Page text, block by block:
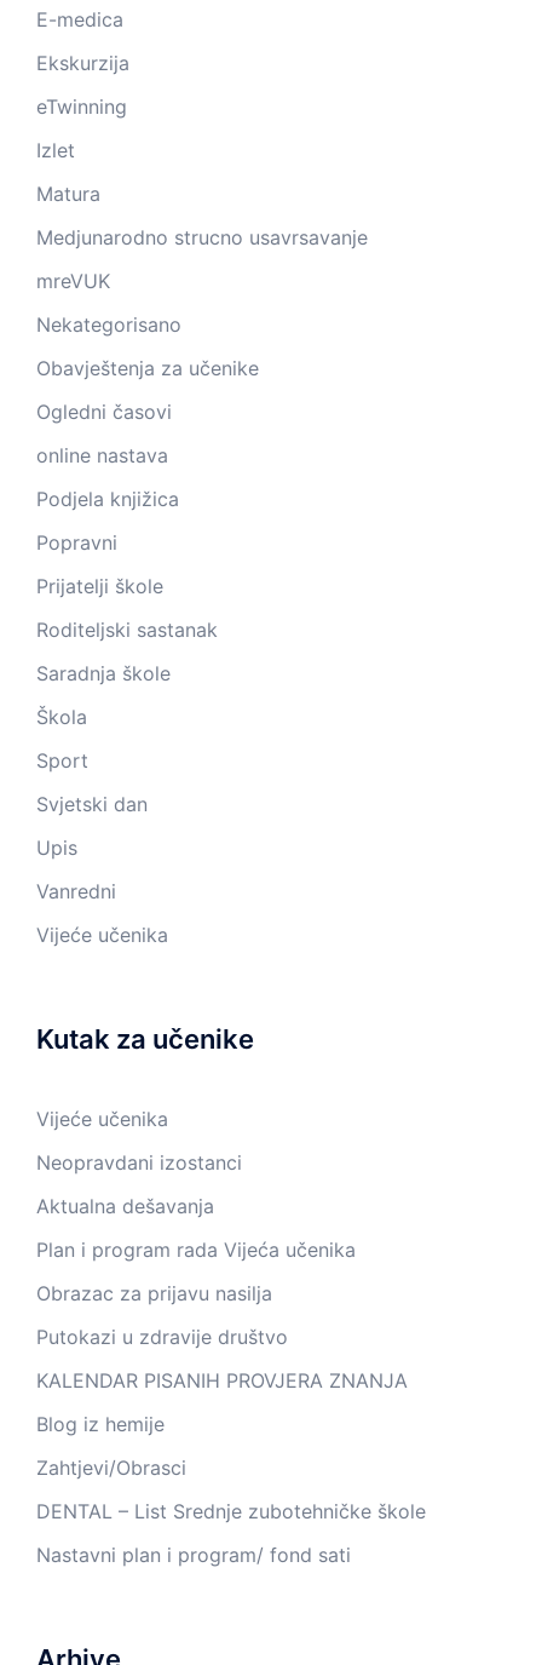
E-medica
Ekskurzija
eTwinning
Izlet
Matura
Medjunarodno strucno usavrsavanje
mreVUK
Nekategorisano
Obavještenja za učenike
Ogledni časovi
online nastava
Podjela knjižica
Popravni
Prijatelji škole
Roditeljski sastanak
Saradnja škole
Škola
Sport
Svjetski dan
Upis
Vanredni
Vijeće učenika
Kutak za učenike
Vijeće učenika
Neopravdani izostanci
Aktualna dešavanja
Plan i program rada Vijeća učenika
Obrazac za prijavu nasilja
Putokazi u zdravije društvo
KALENDAR PISANIH PROVJERA ZNANJA
Blog iz hemije
Zahtjevi/Obrasci
DENTAL – List Srednje zubotehničke škole
Nastavni plan i program/ fond sati